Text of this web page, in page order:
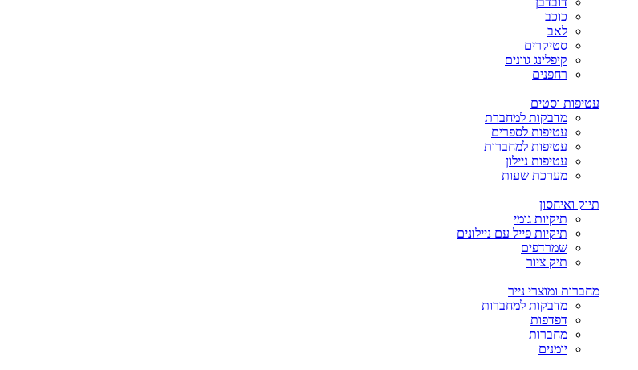
כוכב
לאב
סטיקרים
קיפלינג גוונים
רחפנים
עטיפות וסטים
מדבקות למחברת
עטיפות לספרים
עטיפות למחברות
עטיפות ניילון
מערכת שעות
תיוק ואיחסון
תיקיות גומי
תיקיות פייל עם ניילונים
שמרדפים
תיק ציור
מחברות ומוצרי נייר
מדבקות למחברות
דפדפות
מחברות
יומנים